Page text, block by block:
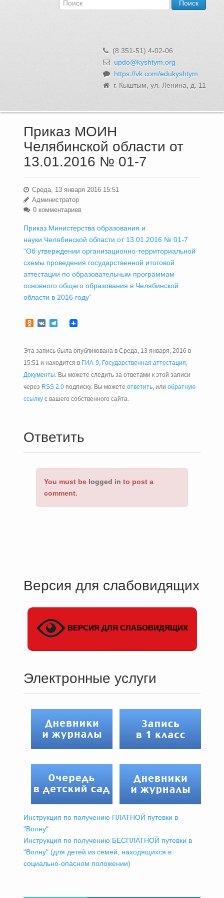
(8 351-51) 4-02-06
updo@kyshtym.org
https://vk.com/edukyshtym
г. Кыштым, ул. Ленина, д. 11
Об Управлении
Муниципальная служба и вакансии
Информационные системы, реестры и банки данных
Закупки для муниципальных нужд
Использование бюджетных средств
Приказ МОИН
Челябинской области от
13.01.2016 № 01-7
Среда, 13 января 2016 15:51
Администратор
0 комментариев
Приказ Министерства образования и
науки Челябинской области от 13.01.2016 № 01-7
“Об утверждении организационно-территориальной
схемы проведения государственной итоговой
аттестации по образовательным программам
основного общего образования в Челябинской
области в 2016 году”
Odnoklassniki
VKTelegram
Эта запись была опубликована в Среда, 13 января, 2016 в
15:51 и находится в ГИА-9, Государственная аттестация,
Документы. Вы можете следить за ответами к этой записи
через RSS 2.0подписку. Вы можете ответить, или обратную
ссылкус вашего собственного сайта.
Ответить
You must be logged in to post a
comment.
Версия для слабовидящих
ВЕРСИЯ ДЛЯ СЛАБОВИДЯЩИХ
Электронные услуги
Инструкция по получению ПЛАТНОЙ путевки в
"Волну"
Инструкция по получению БЕСПЛАТНОЙ путевки в
"Волну" (для детей из семей, находящихся в
социально-опасном положении)